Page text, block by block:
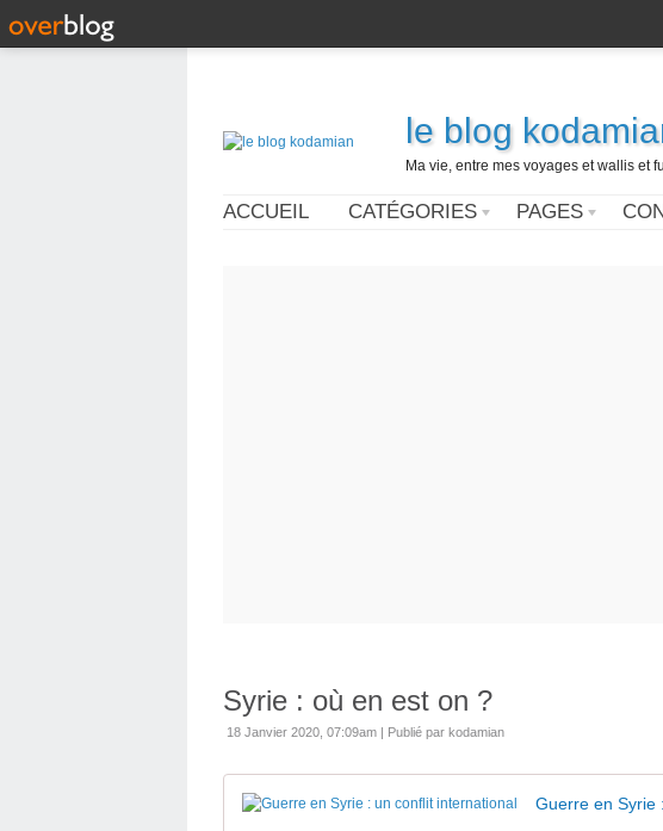
le blog
Ma vie, entre mes voyages et wallis et
ACCUEIL CATÉGORIES PAGES
Syrie : où en est on ?
18 Janvier 2020, 07:09am | Publié par kodamian
Guerre en Syrie